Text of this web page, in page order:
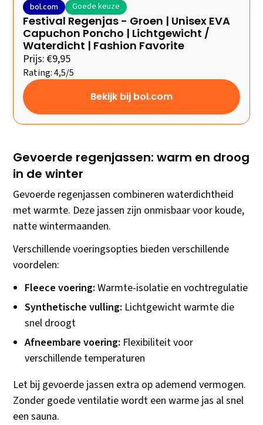
bol.com Goede keuze
Festival Regenjas - Groen | Unisex EVA
Capuchon Poncho | Lichtgewicht /
Waterdicht | Fashion Favorite
Prijs: €9,95
Rating: 4,5/5
Bekijk bij bol.com
Gevoerde regenjassen: warm en droog
in de winter
Gevoerde regenjassen combineren waterdichtheid
met warmte. Deze jassen zijn onmisbaar voor koude,
natte wintermaanden.
Verschillende voeringsopties bieden verschillende
voordelen:
Fleece voering: Warmte-isolatie en vochtregulatie
Synthetische vulling: Lichtgewicht warmte die
snel droogt
Afneembare voering: Flexibiliteit voor
verschillende temperaturen
Let bij gevoerde jassen extra op ademend vermogen.
Zonder goede ventilatie wordt een warme jas al snel
een sauna.